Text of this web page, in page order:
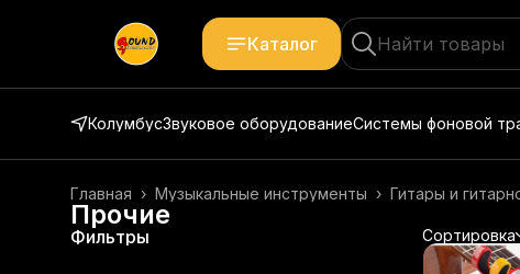
Каталог
КолумбусЗвуковое оборудованиеСистемы фоновой
Гитары и
Музыкальные инструменты ›
Главная ›
Прочие
Фильтры Сортировка